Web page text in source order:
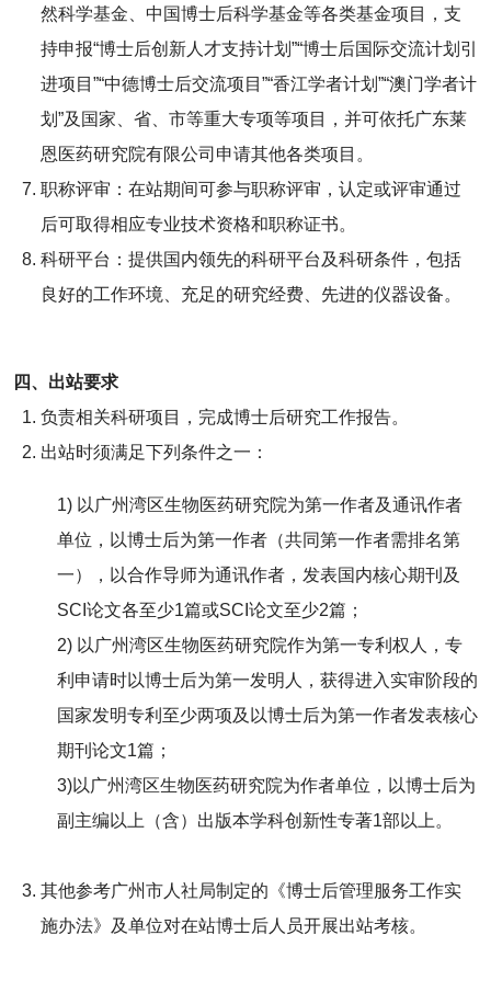
然科学基金、中国博士后科学基金等各类基金项目，支
持申报“博士后创新人才支持计划”“博士后国际交流计划引
进项目”“中德博士后交流项目”“香江学者计划”“澳门学者计
划”及国家、省、市等重大专项等项目，并可依托广东莱
恩医药研究院有限公司申请其他各类项目。
职称评审：在站期间可参与职称评审，认定或评审通过
后可取得相应专业技术资格和职称证书。
科研平台：提供国内领先的科研平台及科研条件，包括
良好的工作环境、充足的研究经费、先进的仪器设备。
四、出站要求
负责相关科研项目，完成博士后研究工作报告。
出站时须满足下列条件之一：
1) 以广州湾区生物医药研究院为第一作者及通讯作者
单位，以博士后为第一作者（共同第一作者需排名第
一），以合作导师为通讯作者，发表国内核心期刊及
SCI论文各至少1篇或SCI论文至少2篇；
2) 以广州湾区生物医药研究院作为第一专利权人，专
利申请时以博士后为第一发明人，获得进入实审阶段的
国家发明专利至少两项及以博士后为第一作者发表核心
期刊论文1篇；
3)以广州湾区生物医药研究院为作者单位，以博士后为
副主编以上（含）出版本学科创新性专著1部以上。
其他参考广州市人社局制定的《博士后管理服务工作实
施办法》及单位对在站博士后人员开展出站考核。